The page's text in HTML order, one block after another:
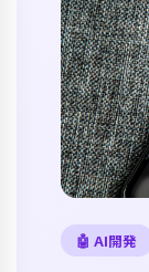
🤖 AI開発